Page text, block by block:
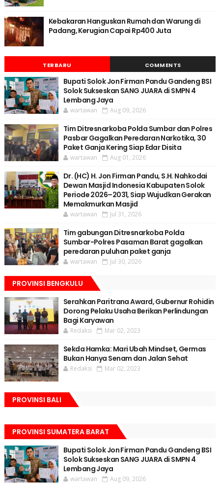
Kebakaran Hanguskan Rumah dan Warung di
Padang, Kerugian Capai Rp400 Juta
TERBARU COMMENTS
Bupati Solok Jon Firman Pandu Gandeng BSI
Solok Sukseskan SANG JUARA di SMPN 4
Lembang Jaya
wartawan Aug 09, 2026
Tim Ditresnarkoba Polda Sumbar dan Polres
Pasbar Gagalkan Peredaran Narkotika, 30
Paket Ganja Kering Siap Edar Disita
wartawan Aug 01, 2026
Dr. (HC) H. Jon Firman Pandu, S.H. Nahkodai
Dewan Masjid Indonesia Kabupaten Solok
Periode 2026–2031, Siap Wujudkan Gerakan
Memakmurkan Masjid
wartawan Jul 31, 2026
Tim gabungan Ditresnarkoba Polda
Sumbar-Polres Pasaman Barat gagalkan
peredaran puluhan paket ganja
wartawan Jul 30, 2026
PROVINSI BENGKULU
Serahkan Paritrana Award, Gubernur Rohidin
Dorong Pelaku Usaha Berikan Perlindungan
Bagi Karyawan
Redaksi Mar 02, 2023
Sekda Hamka: Mari Ubah Mindset, Germas
Bukan Hanya Senam dan Jalan Sehat
Redaksi Mar 02, 2023
PROVINSI BALI
PROVINSI SUMATERA BARAT
Bupati Solok Jon Firman Pandu Gandeng BSI
Solok Sukseskan SANG JUARA di SMPN 4
Lembang Jaya
wartawan Aug 09, 2026